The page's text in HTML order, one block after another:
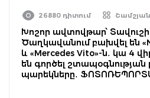
26880 դիտում Շամշյան
Խոշոր ավտովթար՝ Տավուշի
Ծաղկավանում բախվել են
և «Mercedes Vito»-ն․ կա 4
են գործել շտապօգնության
պարեկները․